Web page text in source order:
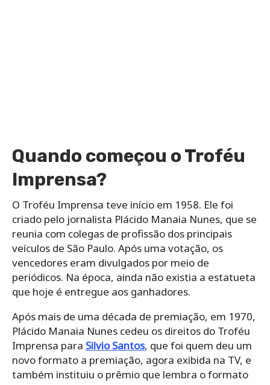
Quando começou o Troféu
Imprensa?
O Troféu Imprensa teve início em 1958. Ele foi
criado pelo jornalista Plácido Manaia Nunes, que se
reunia com colegas de profissão dos principais
veículos de São Paulo. Após uma votação, os
vencedores eram divulgados por meio de
periódicos. Na época, ainda não existia a estatueta
que hoje é entregue aos ganhadores.
Após mais de uma década de premiação, em 1970,
Plácido Manaia Nunes cedeu os direitos do Troféu
Imprensa para Silvio Santos, que foi quem deu um
novo formato a premiação, agora exibida na TV, e
também instituiu o prêmio que lembra o formato